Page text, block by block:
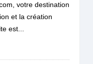
votre destination
et la création
est...